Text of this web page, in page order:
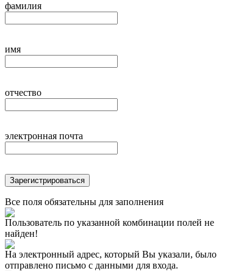
фамилия
имя
отчество
электронная почта
Зарегистрироваться
Все поля обязательны для заполнения
Пользователь по указанной комбинации полей не
найден!
На электронный адрес, который Вы указали, было
отправлено письмо с данными для входа.